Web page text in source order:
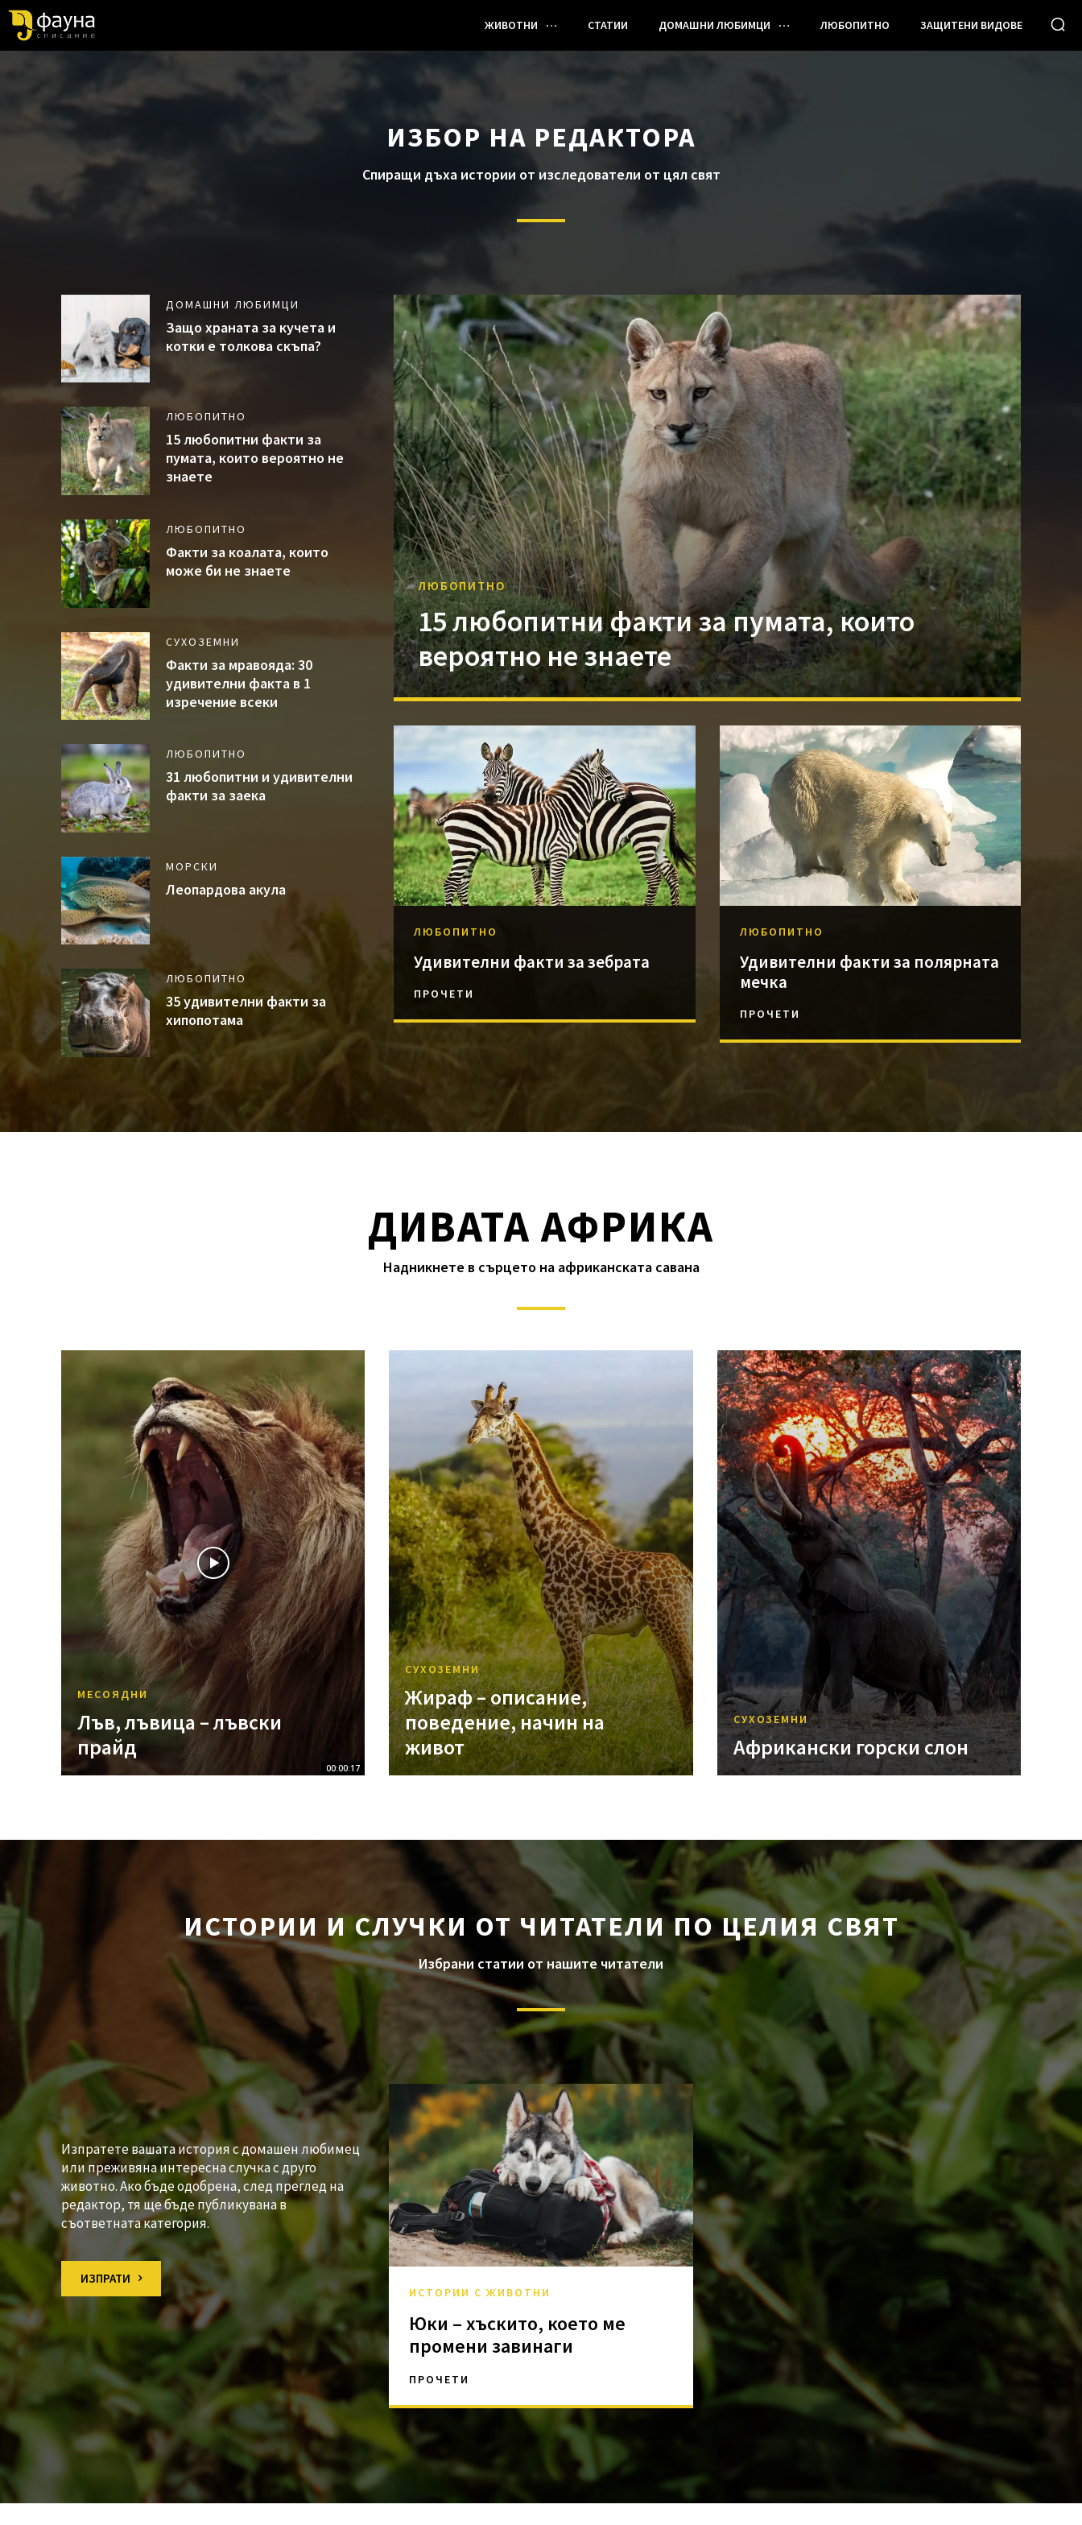
ЖИВОТНИ СТАТИИ ДОМАШНИ ЛЮБИМЦИ ЛЮБОПИТНО ЗАЩИТЕНИ ВИДОВЕ
ИЗБОР НА РЕДАКТОРА
Спиращи дъха истории от изследователи от цял свят
ДОМАШНИ ЛЮБИМЦИ
Защо храната за кучета и
котки е толкова скъпа?
ЛЮБОПИТНО
15 любопитни факти за
пумата, които вероятно не
знаете
ЛЮБОПИТНО
Факти за коалата, които
може би не знаете
СУХОЗЕМНИ
Факти за мравояда: 30
удивителни факта в 1
изречение всеки
ЛЮБОПИТНО
31 любопитни и удивителни
факти за заека
МОРСКИ
Леопардова акула
ЛЮБОПИТНО
35 удивителни факти за
хипопотама
ЛЮБОПИТНО
15 любопитни факти за пумата, които
вероятно не знаете
ЛЮБОПИТНО
Удивителни факти за зебрата
ПРОЧЕТИ
ЛЮБОПИТНО
Удивителни факти за полярната
мечка
ПРОЧЕТИ
ДИВАТА АФРИКА
Надникнете в сърцето на африканската савана
00:00:17
МЕСОЯДНИ
Лъв, лъвица – лъвски
прайд
СУХОЗЕМНИ
Жираф – описание,
поведение, начин на
живот
СУХОЗЕМНИ
Африкански горски слон
ИСТОРИИ И СЛУЧКИ ОТ ЧИТАТЕЛИ ПО ЦЕЛИЯ СВЯТ
Избрани статии от нашите читатели
Изпратете вашата история с домашен любимец
или преживяна интересна случка с друго
животно. Ако бъде одобрена, след преглед на
редактор, тя ще бъде публикувана в
съответната категория.
ИЗПРАТИ
ИСТОРИИ С ЖИВОТНИ
Юки – хъскито, което ме
промени завинаги
ПРОЧЕТИ